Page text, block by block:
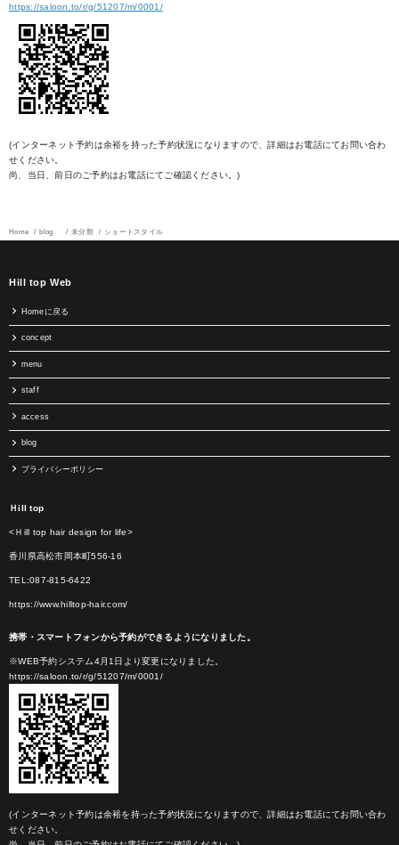
https://saloon.to/r/g/51207/m/0001/
(インターネット予約は余裕を持った予約状況になりますので、詳細はお電話にてお問い合わ
せください。
尚、当日、前日のご予約はお電話にてご確認ください。)
Home blog 未分類 ショートスタイル
Hill top Web
Homeに戻る
concept
menu
staff
access
blog
プライバシーポリシー
Ｈill top
<Ｈill top hair design for life>
香川県高松市岡本町556-16
TEL:087-815-6422
https://www.hilltop-hair.com/
携帯・スマートフォンから予約ができるようになりました。
※WEB予約システム4月1日より変更になりました。
https://saloon.to/r/g/51207/m/0001/
(インターネット予約は余裕を持った予約状況になりますので、詳細はお電話にてお問い合わ
せください。